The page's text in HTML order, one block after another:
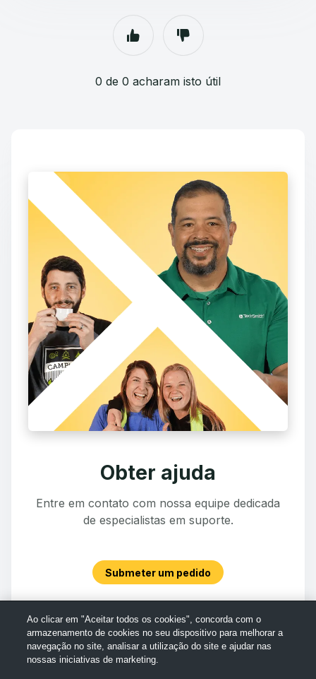
0 de 0 acharam isto útil
Obter ajuda
Entre em contato com nossa equipe dedicada
de especialistas em suporte.
Submeter um pedido
Ao clicar em "Aceitar todos os cookies", concorda com o
armazenamento de cookies no seu dispositivo para melhorar a
navegação no site, analisar a utilização do site e ajudar nas
nossas iniciativas de marketing.